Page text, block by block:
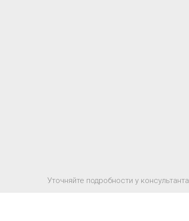
Уточняйте подробности у консультанта